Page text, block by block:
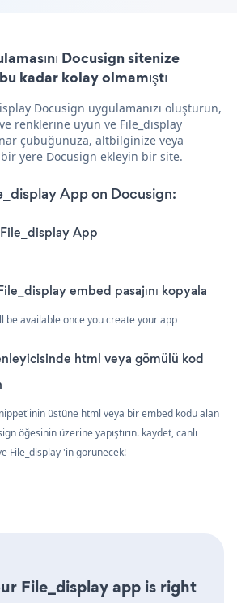
Docusign sitenize
kadar kolay olmamıştı
Docusign uygulamanızı oluşturun,
renklerine uyun ve File_display
çubuğunuza, altbilginize veya
yere Docusign ekleyin bir site.
App on Docusign:
App
embed pasajını kopyala
be available once you create your app
html veya gömülü kod
üstüne html veya bir embed kodu alan
öğesinin üzerine yapıştırın. kaydet, canlı
File_display 'in görünecek!
File_display app is right